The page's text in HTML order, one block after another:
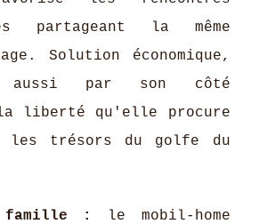
partageant la même
Solution économique,
par son côté
liberté qu'elle procure
les trésors du golfe du
famille :
le mobil-home